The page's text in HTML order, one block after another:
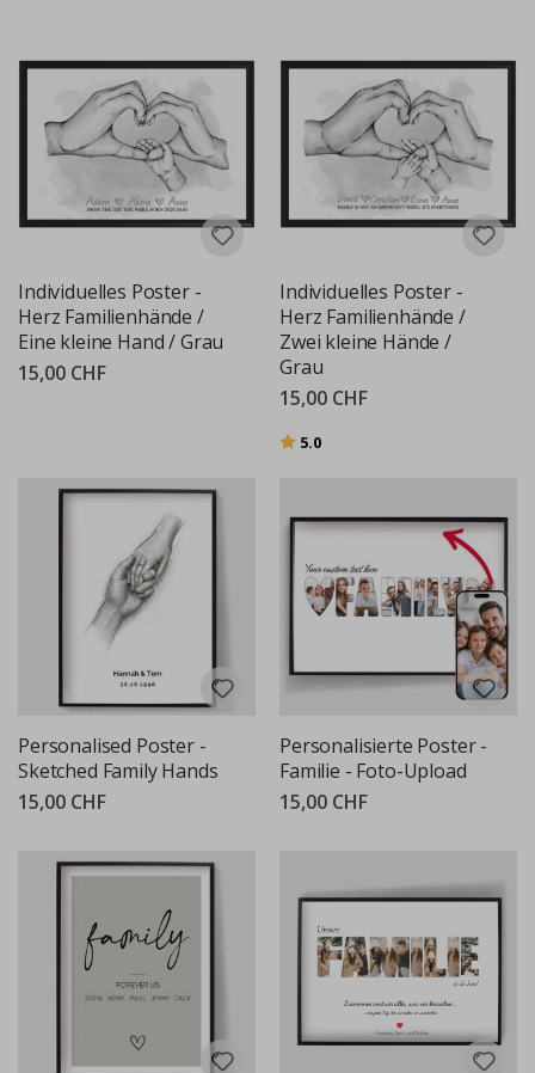
Individuelles Poster -
Herz Familienhände /
Eine kleine Hand / Grau
15,00 CHF
Individuelles Poster -
Herz Familienhände /
Zwei kleine Hände /
Grau
15,00 CHF
Bewertung:
5.0
Personalised Poster -
Sketched Family Hands
15,00 CHF
Personalisierte Poster -
Familie - Foto-Upload
15,00 CHF